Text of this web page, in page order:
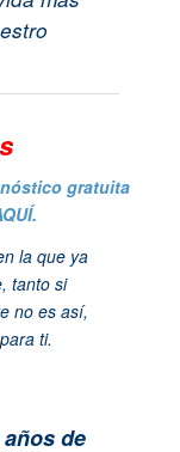
gratuita
la que ya
tanto si
no es así,
ti.
de